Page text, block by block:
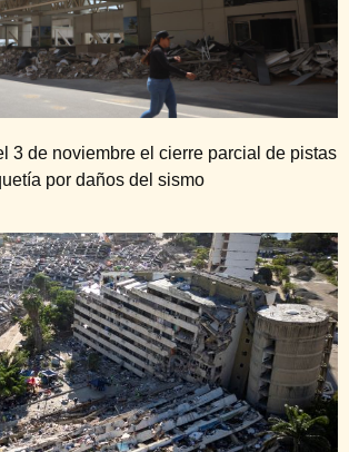
3 de noviembre el cierre parcial de pistas
por daños del sismo